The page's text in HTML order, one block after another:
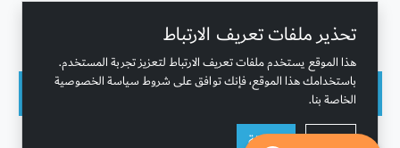
تحذير ملفات تعريف الارتباط
هذا الموقع يستخدم ملفات تعريف الارتباط لتعزيز تجربة المستخدم.
باستخدامك هذا الموقع، فإنك توافق على شروط سياسة الخصوصية
الخاصة بنا.
رفض موافقة
تواصل معنا
حقوق النشر محفوظة © جامعة عجمان 2001 - 2026